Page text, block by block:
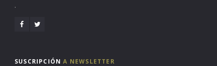
.
SUSCRIPCIÓNA NEWSLETTER